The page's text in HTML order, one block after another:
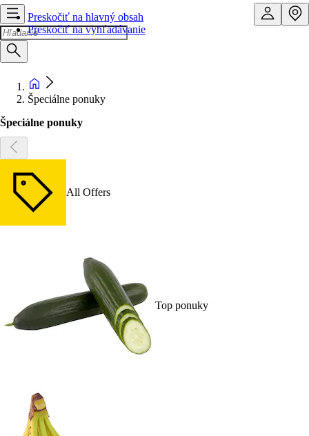
Preskočiť na hlavný obsah
Preskočiť na vyhľadávanie
Špeciálne ponuky
Špeciálne ponuky
All Offers
Top ponuky